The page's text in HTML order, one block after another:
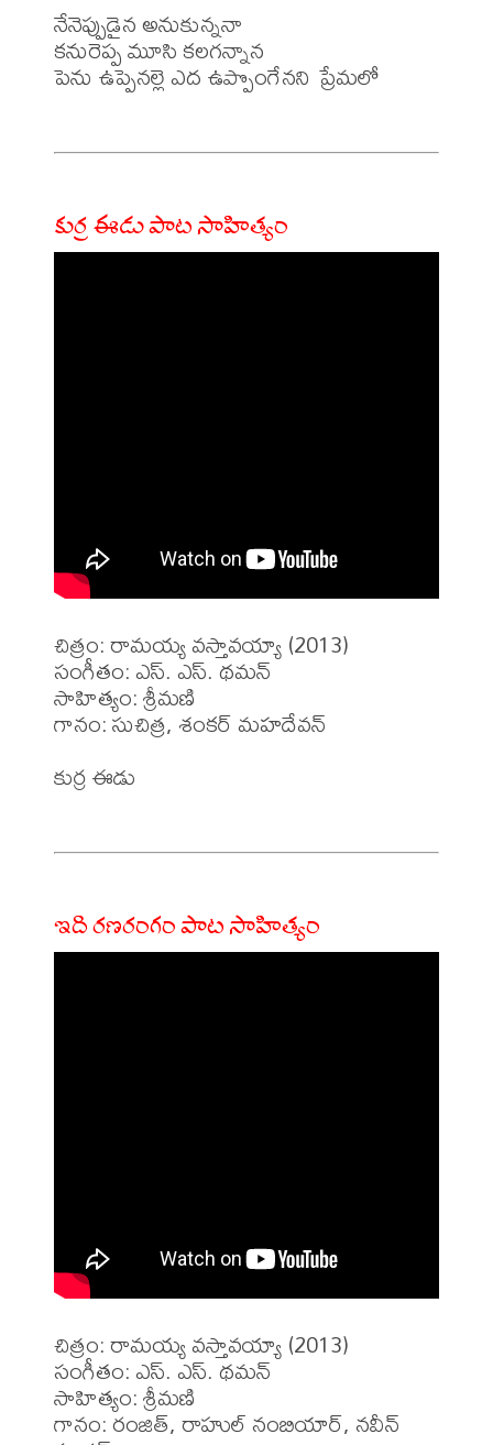
నేనెప్పుడైన అనుకున్ననా
కనురెప్ప మూసి కలగన్నాన
పెను ఉప్పెనల్లె ఎద ఉప్పొంగేనని ప్రేమలో
కుర్ర ఈడు పాట సాహిత్యం
చిత్రం: రామయ్య వస్తావయ్యా (2013)
సంగీతం: ఎస్. ఎస్. థమన్
సాహిత్యం: శ్రీమణి
గానం: సుచిత్ర, శంకర్ మహదేవన్
కుర్ర ఈడు
ఇది రణరంగం పాట సాహిత్యం
చిత్రం: రామయ్య వస్తావయ్యా (2013)
సంగీతం: ఎస్. ఎస్. థమన్
సాహిత్యం: శ్రీమణి
గానం: రంజిత్, రాహుల్ నంబియార్, నవీన్